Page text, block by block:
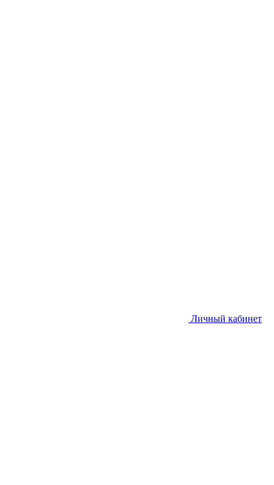
Личный кабинет